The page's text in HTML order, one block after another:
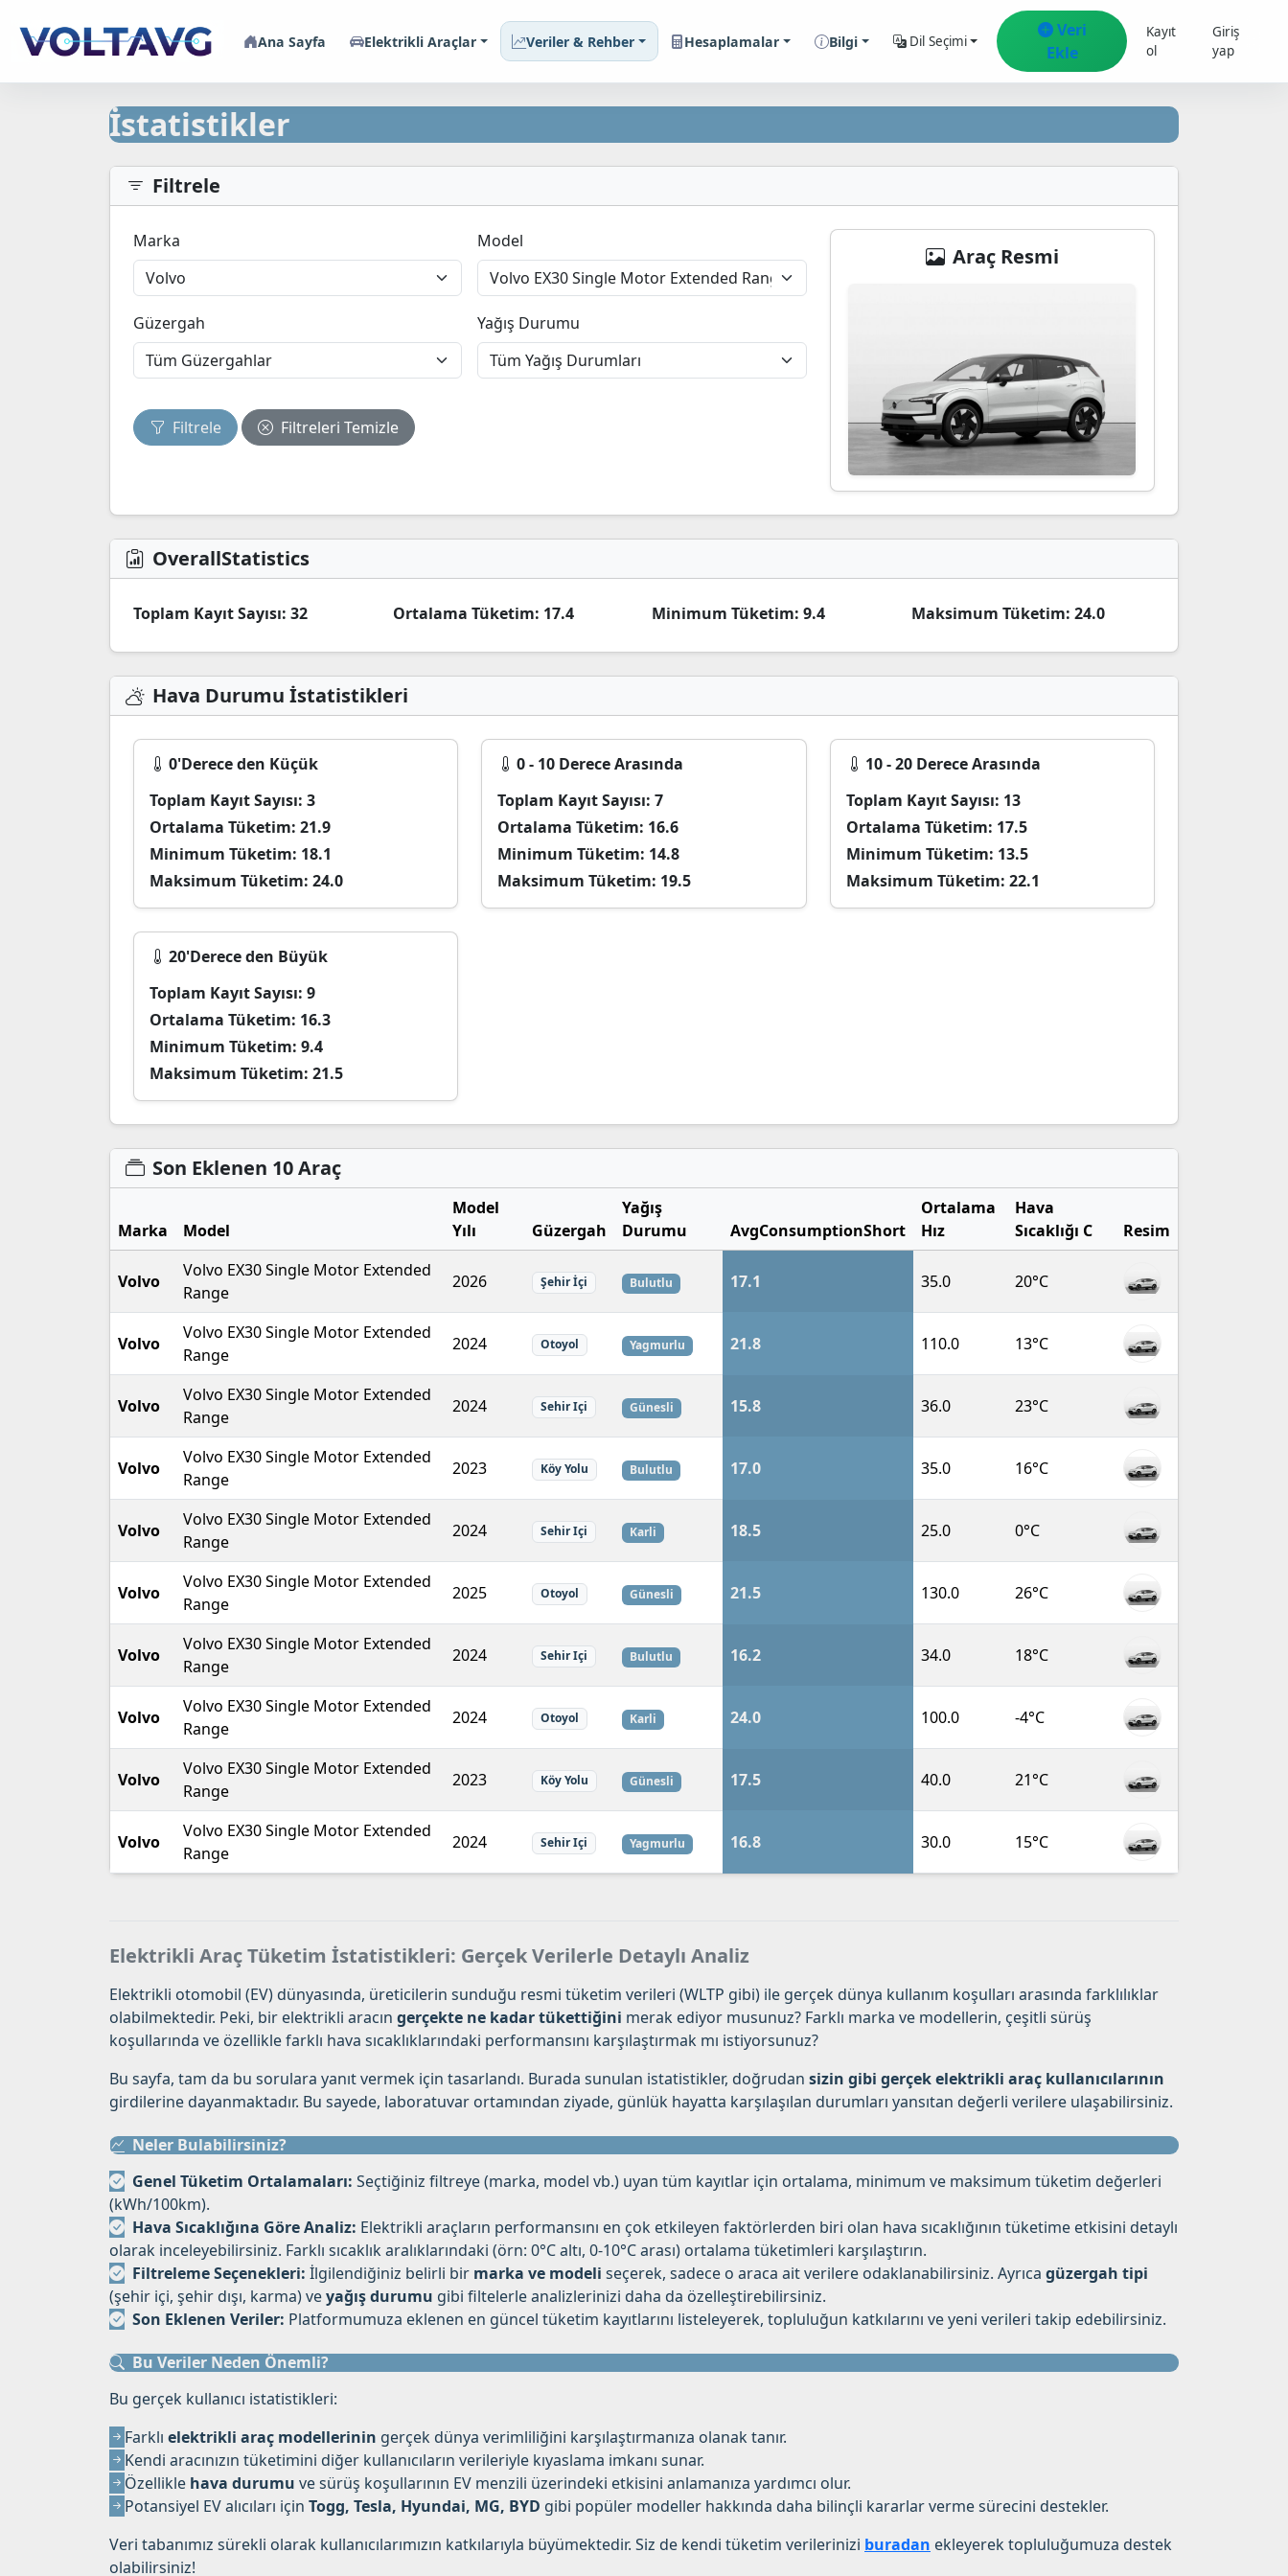
Ana Sayfa Elektrikli Araçlar Veriler & Rehber Hesaplamalar Bilgi
Veri
Ekle
Dil Seçimi
Kayıt
ol
Giriş
yap
İstatistikler
Filtrele
Marka Model
Güzergah Yağış Durumu
Filtrele Filtreleri Temizle
Araç Resmi
OverallStatistics
Toplam Kayıt Sayısı: 32 Ortalama Tüketim: 17.4 Minimum Tüketim: 9.4 Maksimum Tüketim: 24.0
Hava Durumu İstatistikleri
0'Derece den Küçük
Toplam Kayıt Sayısı: 3
Ortalama Tüketim: 21.9
Minimum Tüketim: 18.1
Maksimum Tüketim: 24.0
0 - 10 Derece Arasında
Toplam Kayıt Sayısı: 7
Ortalama Tüketim: 16.6
Minimum Tüketim: 14.8
Maksimum Tüketim: 19.5
10 - 20 Derece Arasında
Toplam Kayıt Sayısı: 13
Ortalama Tüketim: 17.5
Minimum Tüketim: 13.5
Maksimum Tüketim: 22.1
20'Derece den Büyük
Toplam Kayıt Sayısı: 9
Ortalama Tüketim: 16.3
Minimum Tüketim: 9.4
Maksimum Tüketim: 21.5
Son Eklenen 10 Araç
Marka Model
Model
Yılı
Güzergah
Yağış
Durumu
AvgConsumptionShort
Ortalama
Hız
Hava
Sıcaklığı C
Resim
Volvo
Volvo EX30 Single Motor Extended
Range
2026 Şehir İçi Bulutlu 17.1 35.0 20°C
Volvo
Volvo EX30 Single Motor Extended
Range
2024 Otoyol Yagmurlu 21.8 110.0 13°C
Volvo
Volvo EX30 Single Motor Extended
Range
2024 Sehir Içi Günesli 15.8 36.0 23°C
Volvo
Volvo EX30 Single Motor Extended
Range
2023 Köy Yolu Bulutlu 17.0 35.0 16°C
Volvo
Volvo EX30 Single Motor Extended
Range
2024 Sehir Içi Karli 18.5 25.0 0°C
Volvo
Volvo EX30 Single Motor Extended
Range
2025 Otoyol Günesli 21.5 130.0 26°C
Volvo
Volvo EX30 Single Motor Extended
Range
2024 Sehir Içi Bulutlu 16.2 34.0 18°C
Volvo
Volvo EX30 Single Motor Extended
Range
2024 Otoyol Karli 24.0 100.0 -4°C
Volvo
Volvo EX30 Single Motor Extended
Range
2023 Köy Yolu Günesli 17.5 40.0 21°C
Volvo
Volvo EX30 Single Motor Extended
Range
2024 Sehir Içi Yagmurlu 16.8 30.0 15°C
Elektrikli Araç Tüketim İstatistikleri: Gerçek Verilerle Detaylı Analiz
Elektrikli otomobil (EV) dünyasında, üreticilerin sunduğu resmi tüketim verileri (WLTP gibi) ile gerçek dünya kullanım koşulları arasında farklılıklar
olabilmektedir. Peki, bir elektrikli aracın gerçekte ne kadar tükettiğini merak ediyor musunuz? Farklı marka ve modellerin, çeşitli sürüş
koşullarında ve özellikle farklı hava sıcaklıklarındaki performansını karşılaştırmak mı istiyorsunuz?
Bu sayfa, tam da bu sorulara yanıt vermek için tasarlandı. Burada sunulan istatistikler, doğrudan sizin gibi gerçek elektrikli araç kullanıcılarının
girdilerine dayanmaktadır. Bu sayede, laboratuvar ortamından ziyade, günlük hayatta karşılaşılan durumları yansıtan değerli verilere ulaşabilirsiniz.
Neler Bulabilirsiniz?
Genel Tüketim Ortalamaları: Seçtiğiniz filtreye (marka, model vb.) uyan tüm kayıtlar için ortalama, minimum ve maksimum tüketim değerleri
(kWh/100km).
Hava Sıcaklığına Göre Analiz: Elektrikli araçların performansını en çok etkileyen faktörlerden biri olan hava sıcaklığının tüketime etkisini detaylı
olarak inceleyebilirsiniz. Farklı sıcaklık aralıklarındaki (örn: 0°C altı, 0-10°C arası) ortalama tüketimleri karşılaştırın.
Filtreleme Seçenekleri: İlgilendiğiniz belirli bir marka ve modeli seçerek, sadece o araca ait verilere odaklanabilirsiniz. Ayrıca güzergah tipi
(şehir içi, şehir dışı, karma) veyağış durumu gibi filtelerle analizlerinizi daha da özelleştirebilirsiniz.
Son Eklenen Veriler: Platformumuza eklenen en güncel tüketim kayıtlarını listeleyerek, topluluğun katkılarını ve yeni verileri takip edebilirsiniz.
Bu Veriler Neden Önemli?
Bu gerçek kullanıcı istatistikleri:
Farklı elektrikli araç modellerinin gerçek dünya verimliliğini karşılaştırmanıza olanak tanır.
Kendi aracınızın tüketimini diğer kullanıcıların verileriyle kıyaslama imkanı sunar.
Özellikle hava durumu ve sürüş koşullarının EV menzili üzerindeki etkisini anlamanıza yardımcı olur.
Potansiyel EV alıcıları için Togg, Tesla, Hyundai, MG, BYD gibi popüler modeller hakkında daha bilinçli kararlar verme sürecini destekler.
Veri tabanımız sürekli olarak kullanıcılarımızın katkılarıyla büyümektedir. Siz de kendi tüketim verilerinizi buradan ekleyerek topluluğumuza destek
olabilirsiniz!